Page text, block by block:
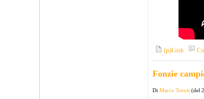
(p)Link
Fonzie
Di Marco Tenuti (del